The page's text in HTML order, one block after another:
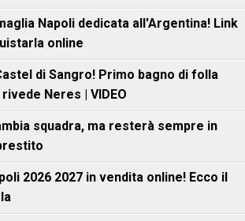
Napoli dedicata all'Argentina! Link
online
di Sangro! Primo bagno di folla
Neres | VIDEO
squadra, ma resterà sempre in
2026 2027 in vendita online! Ecco il